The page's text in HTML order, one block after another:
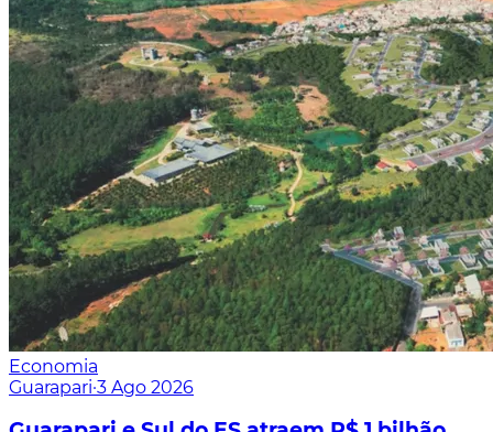
Economia
Guarapari·3 Ago 2026